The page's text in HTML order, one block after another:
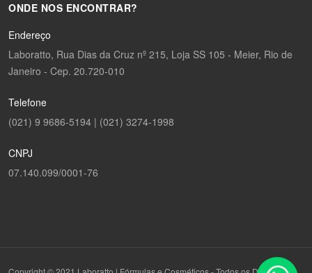
ONDE NOS ENCONTRAR?
Endereço
Laboratto, Rua Dias da Cruz nº 215, Loja SS 105 - Meier, Rio de
Janeiro - Cep. 20.720-010
Telefone
(021) 9 9686-5194 | (021) 3274-1998
CNPJ
07.140.099/0001-76